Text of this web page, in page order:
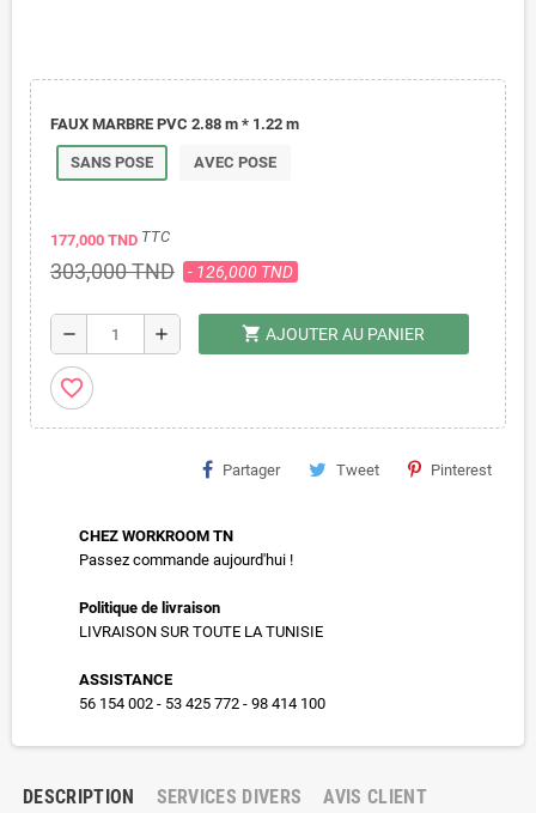
FAUX MARBRE PVC 2.88 m * 1.22 m
SANS POSE AVEC POSE
177,000 TND TTC
303,000 TND - 126,000 TND
remove add shopping_cart AJOUTER AU PANIER
favorite_border
Partager Tweet Pinterest
CHEZ WORKROOM TN
Passez commande aujourd'hui !
Politique de livraison
LIVRAISON SUR TOUTE LA TUNISIE
ASSISTANCE
56 154 002 - 53 425 772 - 98 414 100
DESCRIPTION SERVICES DIVERS AVIS CLIENT